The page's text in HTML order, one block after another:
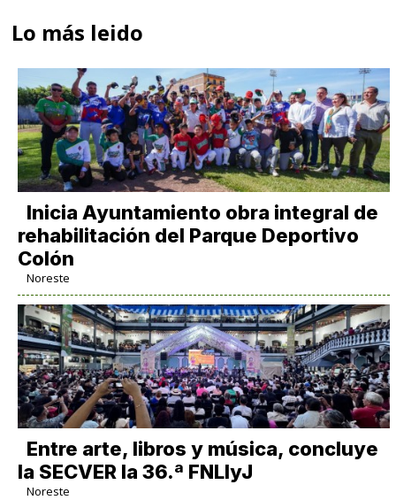
Lo más leido
Inicia Ayuntamiento obra integral de
rehabilitación del Parque Deportivo
Colón
Noreste
Entre arte, libros y música, concluye
la SECVER la 36.ª FNLIyJ
Noreste